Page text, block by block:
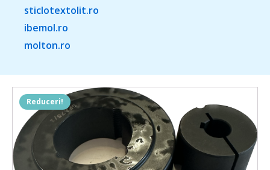
sticlotextolit.ro
ibemol.ro
molton.ro
Reduceri!